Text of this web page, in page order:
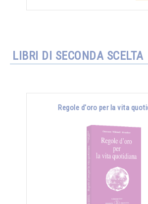
LIBRI DI SECONDA SCELTA
Regole d'oro per la vita